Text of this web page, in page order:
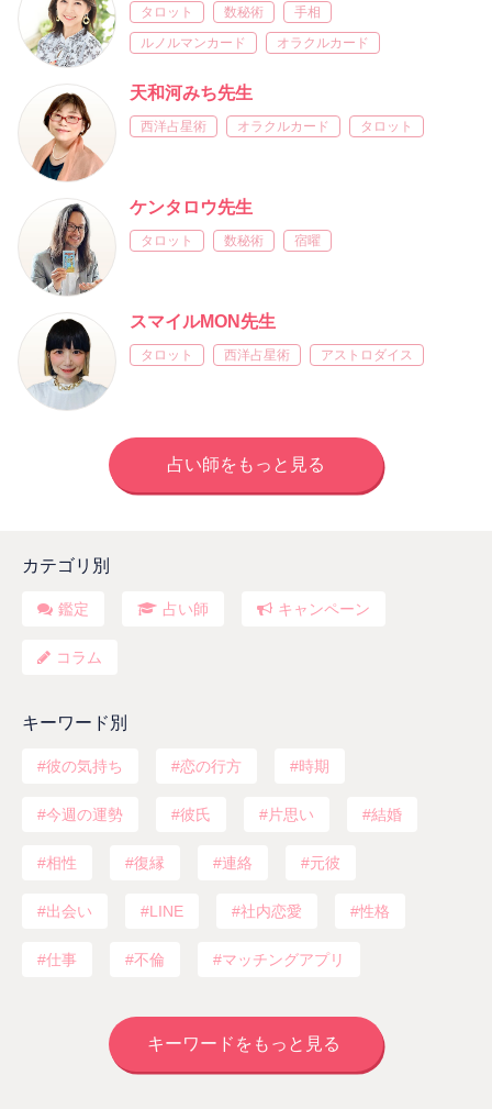
タロット 数秘術
手相
ルノルマンカード
オラクルカード
天和河みち先生
西洋占星術 オラクルカード タロット
ケンタロウ先生
タロット 数秘術 宿曜
スマイルMON先生
タロット 西洋占星術 アストロダイス
占い師をもっと見る
カテゴリ別
鑑定 占い師 キャンペーン
コラム
キーワード別
彼の気持ち 恋の行方 時期
今週の運勢 彼氏 片思い 結婚
相性 復縁 連絡 元彼
出会い LINE 社内恋愛 性格
仕事 不倫 マッチングアプリ
キーワードをもっと見る